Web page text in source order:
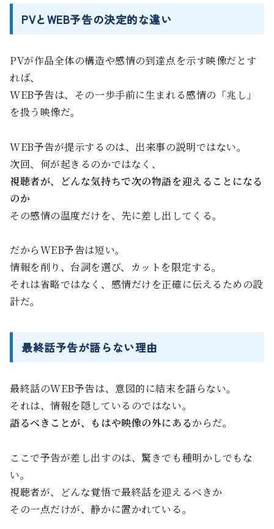
PVとWEB予告の決定的な違い
PVが作品全体の構造や感情の到達点を示す映像だとす
れば、
WEB予告は、その一歩手前に生まれる感情の「兆し」
を扱う映像だ。
WEB予告が提示するのは、出来事の説明ではない。
次回、何が起きるのかではなく、
視聴者が、どんな気持ちで次の物語を迎えることになる
のか
その感情の温度だけを、先に差し出してくる。
だからWEB予告は短い。
情報を削り、台詞を選び、カットを限定する。
それは省略ではなく、感情だけを正確に伝えるための設
計だ。
最終話予告が語らない理由
最終話のWEB予告は、意図的に結末を語らない。
それは、情報を隠しているのではない。
語るべきことが、もはや映像の外にあるからだ。
ここで予告が差し出すのは、驚きでも種明かしでもな
い。
視聴者が、どんな覚悟で最終話を迎えるべきか――
その一点だけが、静かに置かれている。